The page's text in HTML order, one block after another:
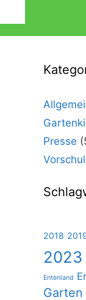
Presse
2018
2023
Entenland
Garten